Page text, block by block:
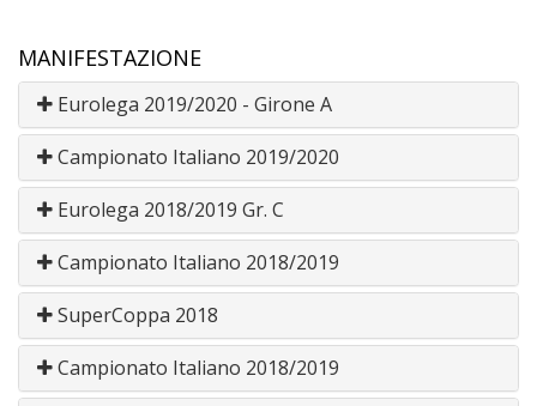
MANIFESTAZIONE
Eurolega 2019/2020 - Girone A
Campionato Italiano 2019/2020
Eurolega 2018/2019 Gr. C
Campionato Italiano 2018/2019
SuperCoppa 2018
Campionato Italiano 2018/2019